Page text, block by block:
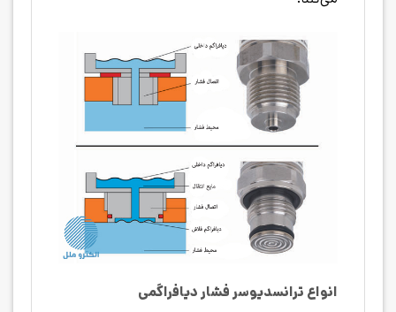
انواع ترانسدیوسر فشار دیافراگمی